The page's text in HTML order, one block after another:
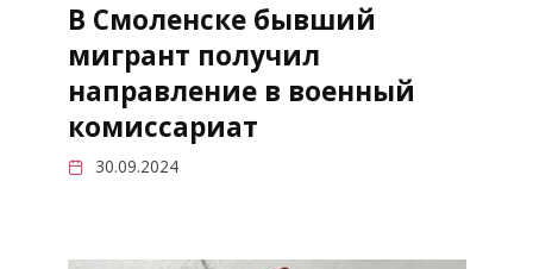
В Смоленске бывший
мигрант получил
направление в военный
комиссариат
30.09.2024